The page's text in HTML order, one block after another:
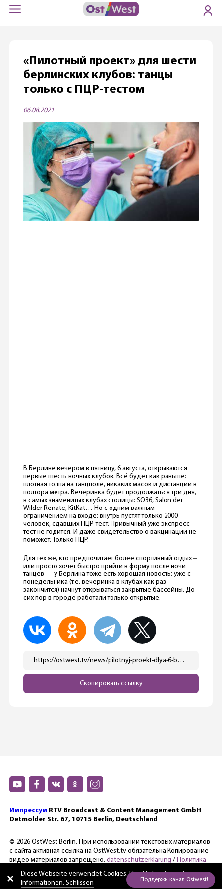
«Пилотный проект» для шести
берлинских клубов: танцы
только с ПЦР-тестом
06.08.2021
В Берлине вечером в пятницу, 6 августа, открываются
первые шесть ночных клубов. Всё будет как раньше:
плотная толпа на танцполе, никаких масок и дистанции в
полтора метра. Вечеринка будет продолжаться три дня,
в самых знаменитых клубах столицы: SO36, Salon der
Wilder Renate, KitKat… Но с одним важным
ограничением на входе: внутрь пустят только 2000
человек, сдавших ПЦР-тест. Привычный уже экспресс-
тест не годится. И даже свидетельство о вакцинации не
поможет. Только ПЦР.
Для тех же, кто предпочитает более спортивный отдых ‒
или просто хочет быстро прийти в форму после ночи
танцев — у Берлина тоже есть хорошая новость: уже с
понедельника (т.е. вечеринка в клубах как раз
закончится) начнут открываться закрытые бассейны. До
сих пор в городе работали только открытые.
https://ostwest.tv/news/pilotnyj-proekt-dlya-6-berlinskih-klubov/
Скопировать ссылку
Импрессум RTV Broadcast & Content Management GmbH
Detmolder Str. 67, 10715 Berlin, Deutschland
© 2026 OstWest Berlin. При использовании текстовых материалов
с сайта активная ссылка на OstWest.tv обязательна Копирование
видео материалов запрещено. datenschutzerklärung / Политика
конфиденциальности.
Diese Webseite verwendet Cookies. Hierklicken für mehr
Informationen. Schlissen